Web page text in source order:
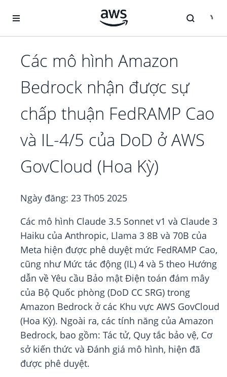
Các mô hình Amazon
Bedrock nhận được sự
chấp thuận FedRAMP Cao
và IL-4/5 của DoD ở AWS
GovCloud (Hoa Kỳ)
Ngày đăng: 23 Th05 2025
Các mô hình Claude 3.5 Sonnet v1 và Claude 3
Haiku của Anthropic, Llama 3 8B và 70B của
Meta hiện được phê duyệt mức FedRAMP Cao,
cũng như Mức tác động (IL) 4 và 5 theo Hướng
dẫn về Yêu cầu Bảo mật Điện toán đám mây
của Bộ Quốc phòng (DoD CC SRG) trong
Amazon Bedrock ở các Khu vực AWS GovCloud
(Hoa Kỳ). Ngoài ra, các tính năng của Amazon
Bedrock, bao gồm: Tác tử, Quy tắc bảo vệ, Cơ
sở kiến thức và Đánh giá mô hình, hiện đã
được phê duyệt.